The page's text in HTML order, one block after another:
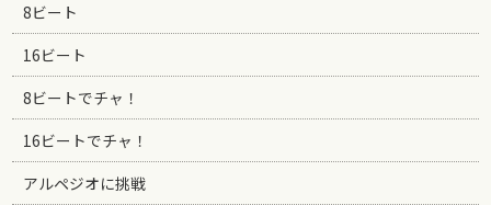
8ビート
16ビート
8ビートでチャ！
16ビートでチャ！
アルペジオに挑戦